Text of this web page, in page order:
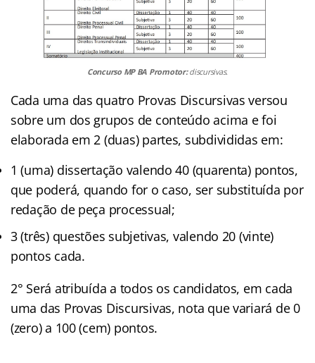
Concurso MP BA Promotor:discursivas.
Cada uma das quatro Provas Discursivas versou
sobre um dos grupos de conteúdo acima e foi
elaborada em 2 (duas) partes, subdivididas em:
1 (uma) dissertação valendo 40 (quarenta) pontos,
que poderá, quando for o caso, ser substituída por
redação de peça processual;
3 (três) questões subjetivas, valendo 20 (vinte)
pontos cada.
2° Será atribuída a todos os candidatos, em cada
uma das Provas Discursivas, nota que variará de 0
(zero) a 100 (cem) pontos.